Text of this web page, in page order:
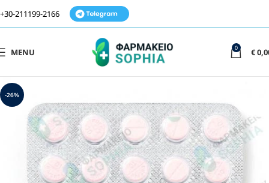
+30-211199-2166
MENU 0 €
-26%